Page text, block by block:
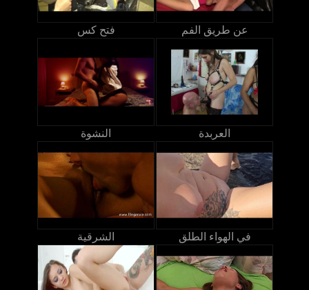
فتح كس عن طريق الفم
النشوة العربدة
الشرقية في الهواء الطلق